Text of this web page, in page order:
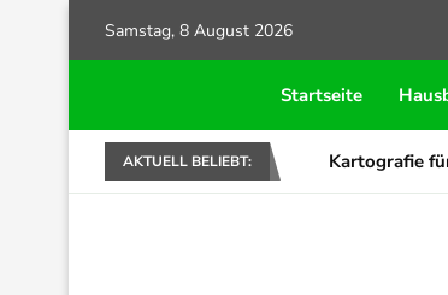
Samstag, 8 August 2026
Startseite
AKTUELL BELIEBT: Kartografie